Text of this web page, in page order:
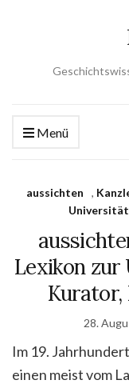
Menü
aussichten ,
Lexikon
28.
Im 19.
einen meist vom